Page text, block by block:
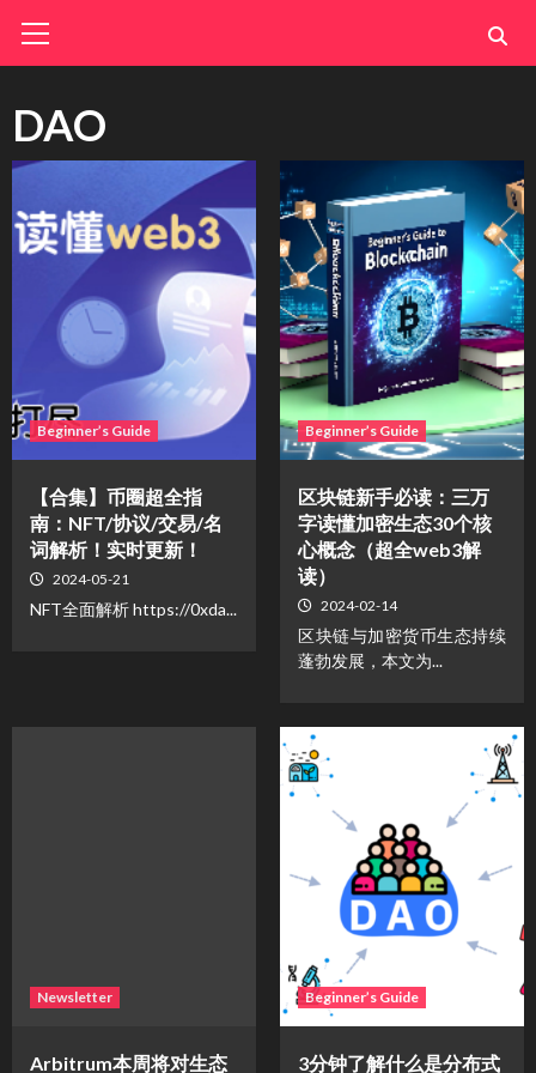
Menu
DAO
Beginner’s Guide
【合集】币圈超全指
南：NFT/协议/交易/名
词解析！实时更新！
2024-05-21
NFT全面解析 https://0xda...
Beginner’s Guide
区块链新手必读：三万
字读懂加密生态30个核
心概念（超全web3解
读）
2024-02-14
区块链与加密货币生态持续
蓬勃发展，本文为...
Newsletter
Arbitrum本周将对生态
Beginner’s Guide
3分钟了解什么是分布式